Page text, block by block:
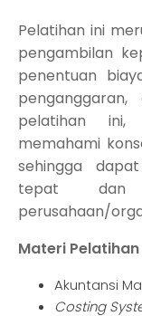
Pelatihan ini
pengambilan
penentuan
pelatihan ini,
memahami
sehingga
tepat dan
perusahaan/
Materi Pelatihan
Akuntansi
Costing